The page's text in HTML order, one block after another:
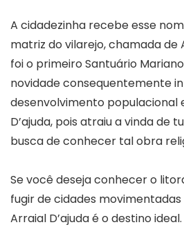
A cidadezinha recebe esse
matriz do vilarejo, chamada de
foi o primeiro Santuário Mariano
novidade consequentemente
desenvolvimento populacional
D’ajuda, pois atraiu a vinda de
busca de conhecer tal obra
Se você deseja conhecer o
fugir de cidades
Arraial D’ajuda é o destino